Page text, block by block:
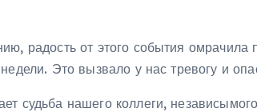
радость от этого события
Это вызвало у нас тревогу и
судьба нашего коллеги,